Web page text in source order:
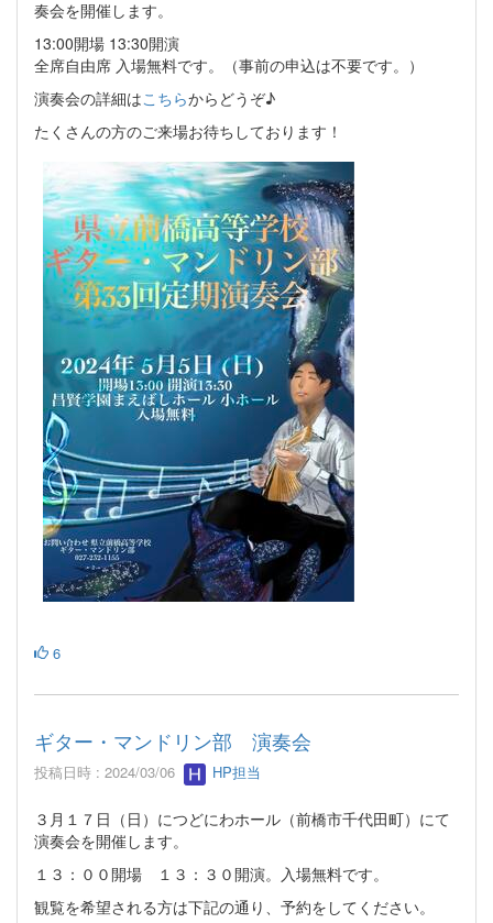
奏会を開催します。
13:00開場 13:30開演
全席自由席 入場無料です。（事前の申込は不要です。）
演奏会の詳細はこちらからどうぞ♪
たくさんの方のご来場お待ちしております！
6
ギター・マンドリン部 演奏会
投稿日時 : 2024/03/06 HP担当
３月１７日（日）につどにわホール（前橋市千代田町）にて
演奏会を開催します。
１３：００開場 １３：３０開演。入場無料です。
観覧を希望される方は下記の通り、予約をしてください。